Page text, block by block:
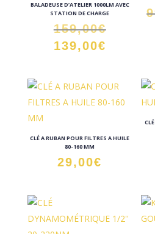
BALADEUSE D’ATELIER 1000LM AVEC
STATION DE CHARGE
159,00€Le
était :
139,00€
actuel
est :
CLÉ A RUBAN POUR FILTRES A HUILE
80-160 MM
29,00€